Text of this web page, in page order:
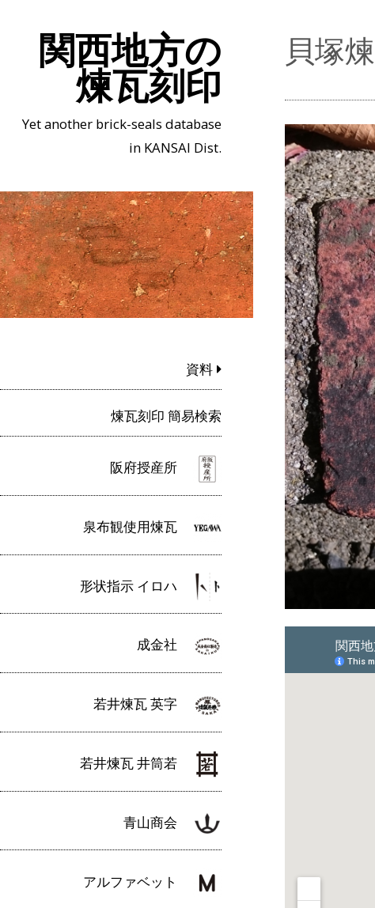
関西地方の
煉瓦刻印
Yet another brick-seals database
in KANSAI Dist.
資料
煉瓦刻印 簡易検索
阪府授産所
泉布観使用煉瓦
形状指示 イロハ
成金社
若井煉瓦 英字
若井煉瓦 井筒若
青山商会
アルファベット
貝塚